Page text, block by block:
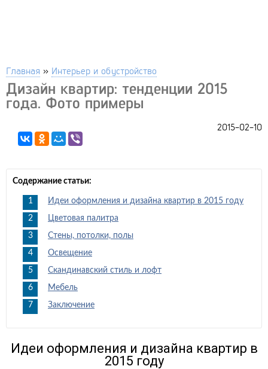
Главная » Интерьер и обустройство
Дизайн квартир: тенденции 2015
года. Фото примеры
2015-02-10
Содержание статьи:
Идеи оформления и дизайна квартир в 2015 году
Цветовая палитра
Стены, потолки, полы
Освещение
Скандинавский стиль и лофт
Мебель
Заключение
Идеи оформления и дизайна квартир в
2015 году